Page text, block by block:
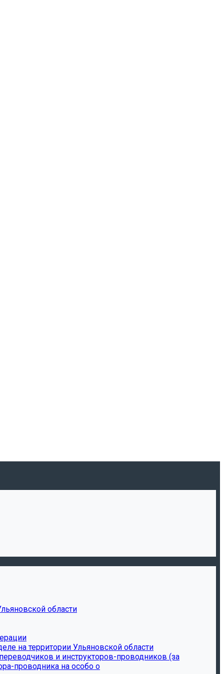
области
на территории Ульяновской области
и инструкторов-проводников (за
проводника на особо о